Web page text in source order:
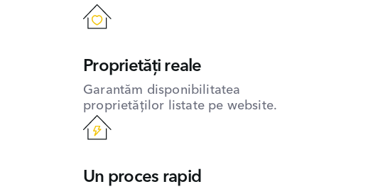
Proprietăți reale
Garantăm disponibilitatea
proprietăților listate pe website.
Un proces rapid